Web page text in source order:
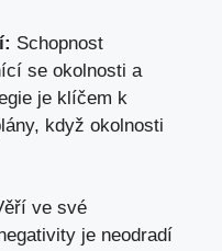
Schopnost
se okolnosti a
je klíčem k
když okolnosti
ve své
je neodradí